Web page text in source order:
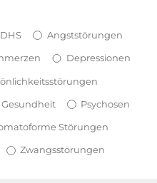
Angststörungen
Depressionen
Gesundheit Psychosen
Störungen
Zwangsstörungen